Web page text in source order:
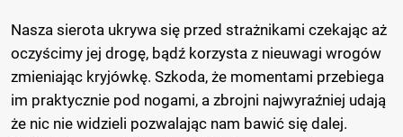
Nasza sierota ukrywa się przed strażnikami czekając aż
oczyścimy jej drogę, bądź korzysta z nieuwagi wrogów
zmieniając kryjówkę. Szkoda, że momentami przebiega
im praktycznie pod nogami, a zbrojni najwyraźniej udają
że nic nie widzieli pozwalając nam bawić się dalej.